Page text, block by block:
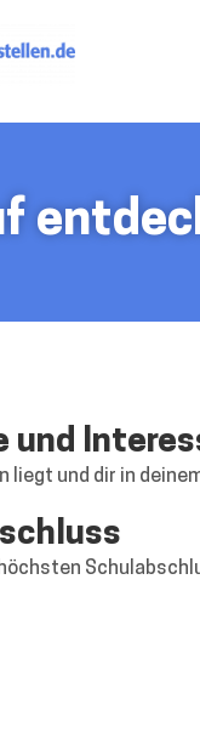
und
liegt und dir in